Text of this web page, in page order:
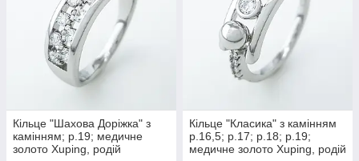
Кільце "Шахова Доріжка" з
камінням; р.19; медичне
золото Xuping, родій
Кільце "Класика" з камінням
р.16,5; р.17; р.18; р.19;
медичне золото Xuping, родій